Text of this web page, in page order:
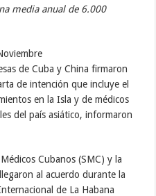
media anual de 6.000
de Cuba y China firmaron
de intención que incluye el
en la Isla y de médicos
del país asiático, informaron
Cubanos (SMC) y la
al acuerdo durante la
de La Habana